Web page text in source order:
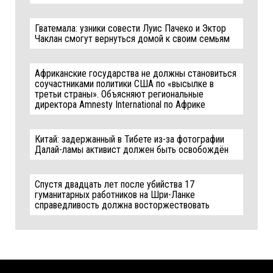
Гватемала: узники совести Луис Пачеко и Эктор
Чаклан смогут вернуться домой к своим семьям
Африканские государства не должны становиться
соучастниками политики США по «высылке в
третьи страны». Объясняют региональные
директора Amnesty International по Африке
Китай: задержанный в Тибете из-за фотографии
Далай-ламы активист должен быть освобождён
Спустя двадцать лет после убийства 17
гуманитарных работников на Шри-Ланке
справедливость должна восторжествовать